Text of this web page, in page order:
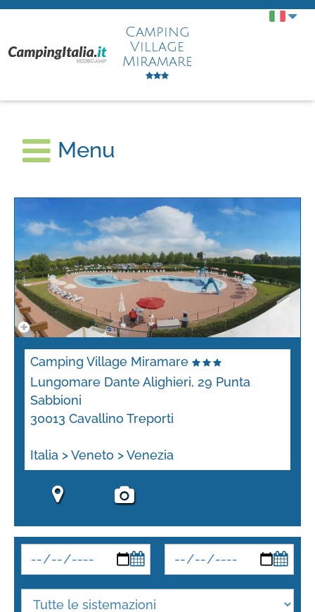
Camping
Village
Miramare
Menu
Camping Village Miramare
Lungomare Dante Alighieri, 29 Punta
Sabbioni
30013 Cavallino Treporti
Italia > Veneto > Venezia